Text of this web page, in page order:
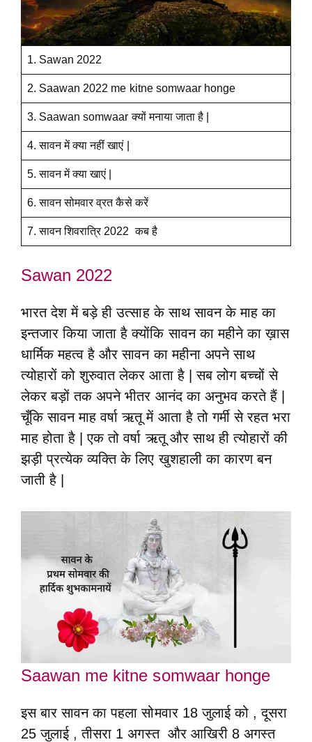
1. Sawan 2022
2. Saawan 2022 me kitne somwaar honge
3. Saawan somwaar क्यों मनाया जाता है |
4. सावन में क्या नहीं खाएं |
5. सावन में क्या खाएं |
6. सावन सोमवार व्रत कैसे करें
7. सावन शिवरात्रि 2022 कब है
Sawan 2022
भारत देश में बड़े ही उत्साह के साथ सावन के माह का
इन्तजार किया जाता है क्योंकि सावन का महीने का ख़ास
धार्मिक महत्व है और सावन का महीना अपने साथ
त्योहारों को शुरुवात लेकर आता है | सब लोग बच्चों से
लेकर बड़ों तक अपने भीतर आनंद का अनुभव करते हैं |
चूँकि सावन माह वर्षा ऋतू में आता है तो गर्मी से रहत भरा
माह होता है | एक तो वर्षा ऋतू और साथ ही त्योहारों की
झड़ी प्रत्येक व्यक्ति के लिए खुशहाली का कारण बन
जाती है |
Saawan me kitne somwaar honge
इस बार सावन का पहला सोमवार 18 जुलाई को , दूसरा
25 जुलाई , तीसरा 1 अगस्त और आखिरी 8 अगस्त